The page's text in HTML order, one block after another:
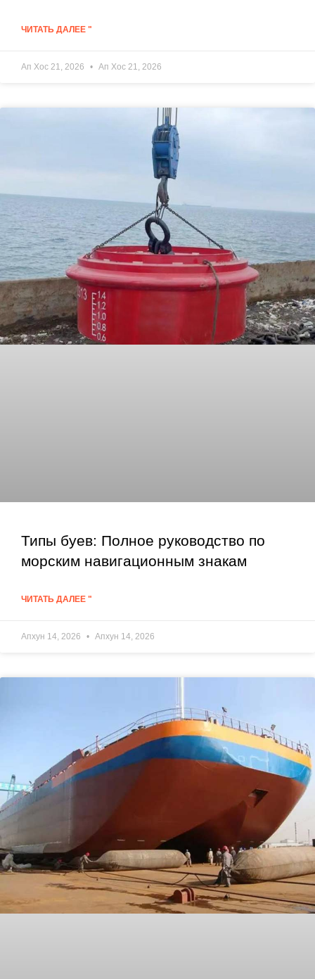
ЧИТАТЬ ДАЛЕЕ "
Ап Хос 21, 2026 Ап Хос 21, 2026
Типы буев: Полное руководство по
морским навигационным знакам
ЧИТАТЬ ДАЛЕЕ "
Апхун 14, 2026 Апхун 14, 2026